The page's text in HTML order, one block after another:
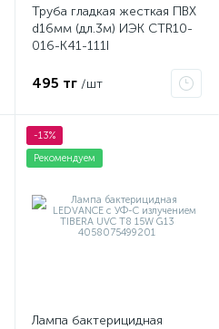
Труба гладкая жесткая ПВХ
d16мм (дл.3м) ИЭК CTR10-
016-K41-111I
495 тг /шт
-13%
Рекомендуем
Лампа бактерицидная